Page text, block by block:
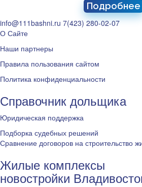
Подробнее
info@111bashni.ru 7(423) 280-02-07
О Сайте
Наши партнеры
Правила пользования сайтом
Политика конфиденциальности
Справочник дольщика
Юридическая поддержка
Подборка судебных решений
Сравнение договоров на строительство
Жилые комплексы
новостройки